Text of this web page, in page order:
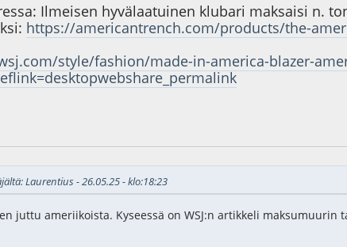
Ilmeisen hyvälaatuinen klubari maksaisi n.
https://americantrench.com/products/the-
style/fashion/made-in-america-blazer-
Laurentius - 26.05.25 - klo:18:23
juttu ameriikoista. Kyseessä on WSJ:n artikkeli